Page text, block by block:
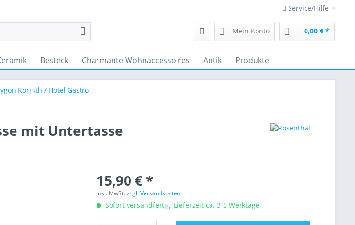
Service/Hilfe
Mein Konto 0,00 € *
Besteck Charmante Wohnaccessoires Antik Produkte
Korinth / Hotel Gastro
mit Untertasse
15,90 € *
inkl. MwSt.zzgl. Versandkosten
Sofort versandfertig, Lieferzeit ca. 3-5 Werktage